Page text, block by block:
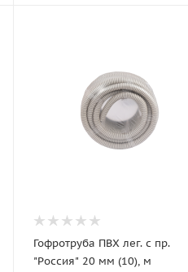
Гофротруба ПВХ лег. с пр.
"Россия" 20 мм (10), м